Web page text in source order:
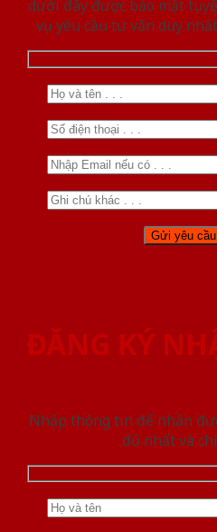
dưới đây được bảo mật
vụ yêu cầu tư vấn duy
ĐĂNG KÝ
Nhập thông tin để nhận
đủ nhất và